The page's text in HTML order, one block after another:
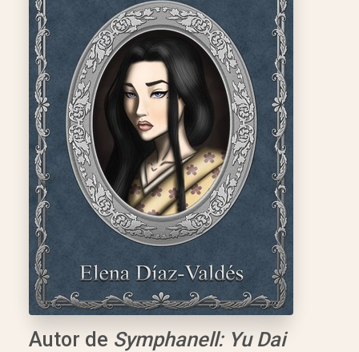
Autor de Symphanell: Yu Dai